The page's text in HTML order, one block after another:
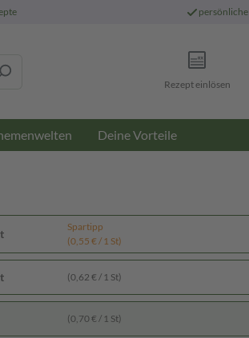
persönliche
Rezept einlösen
Deine Vorteile
Spartipp
(0,55 € / 1 St)
(0,62 € / 1 St)
(0,70 € / 1 St)